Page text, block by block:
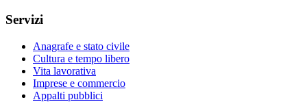
Servizi
Anagrafe e stato civile
Cultura e tempo libero
Vita lavorativa
Imprese e commercio
Appalti pubblici